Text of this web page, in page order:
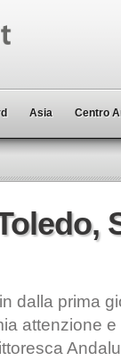
Asia Centro
dalla prima
attenzione